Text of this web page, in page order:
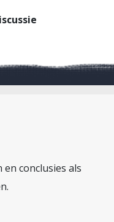
en conclusies als